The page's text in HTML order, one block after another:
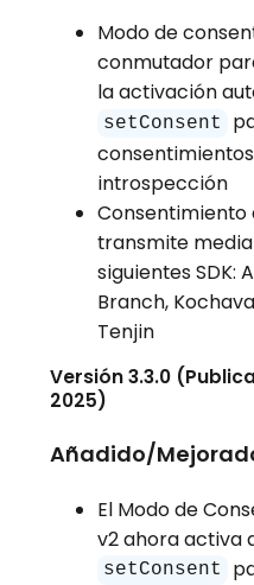
Modo de
conmutador
la activación
setConsent
introspección
Consentimiento
transmite
siguientes SDK:
Branch,
Tenjin
Versión 3.3.0
2025)
Añadido/
El Modo de
v2 ahora activa
setConsent